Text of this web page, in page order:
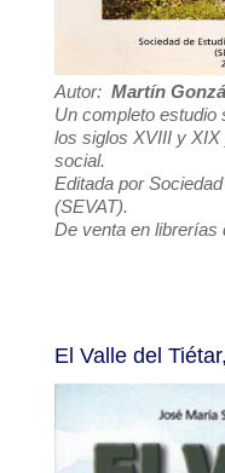
Autor: Martín
Un completo estudio
los siglos XVIII y
social.
Editada por
(SEVAT).
De venta en librerías
El Valle del